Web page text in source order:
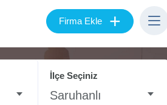
Firma Ekle +
İlçe Seçiniz
Saruhanlı